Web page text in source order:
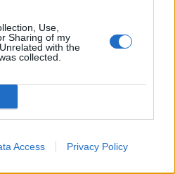
Use,
Sharing of my
with the
collected.
Access Privacy Policy
Αλεξάνδρειας έκανε ο
Κουρκουτά ΜΑΖΙ